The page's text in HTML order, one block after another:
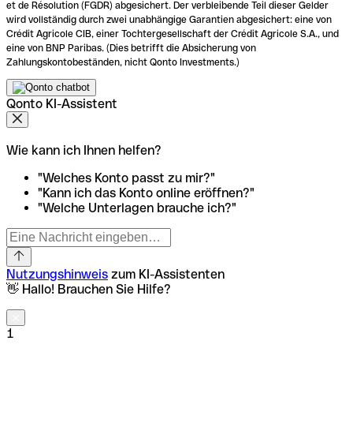
et de Résolution (FGDR) abgesichert. Der verbleibende Teil dieser Gelder
wird vollständig durch zwei unabhängige Garantien abgesichert: eine von
Crédit Agricole CIB, einer Tochtergesellschaft der Crédit Agricole S.A., und
eine von BNP Paribas. (Dies betrifft die Absicherung von
Zahlungskontobeständen, nicht Qonto Investments.)
Qonto KI-Assistent
Wie kann ich Ihnen helfen?
"Welches Konto passt zu mir?"
"Kann ich das Konto online eröffnen?"
"Welche Unterlagen brauche ich?"
Nutzungshinweis zum KI-Assistenten
👋 Hallo! Brauchen Sie Hilfe?
1